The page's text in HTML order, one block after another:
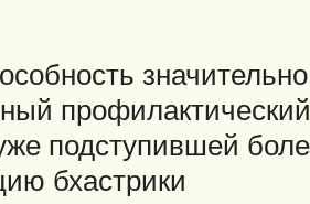
подступившей
бхастрики